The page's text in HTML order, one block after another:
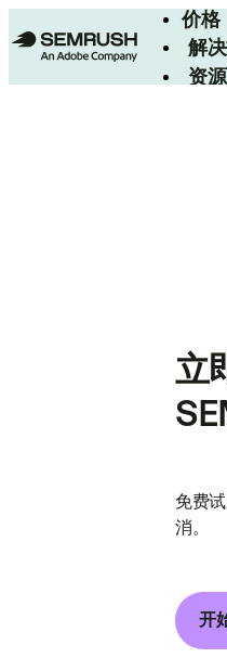
价格
解
资源
立
免费
消。
开